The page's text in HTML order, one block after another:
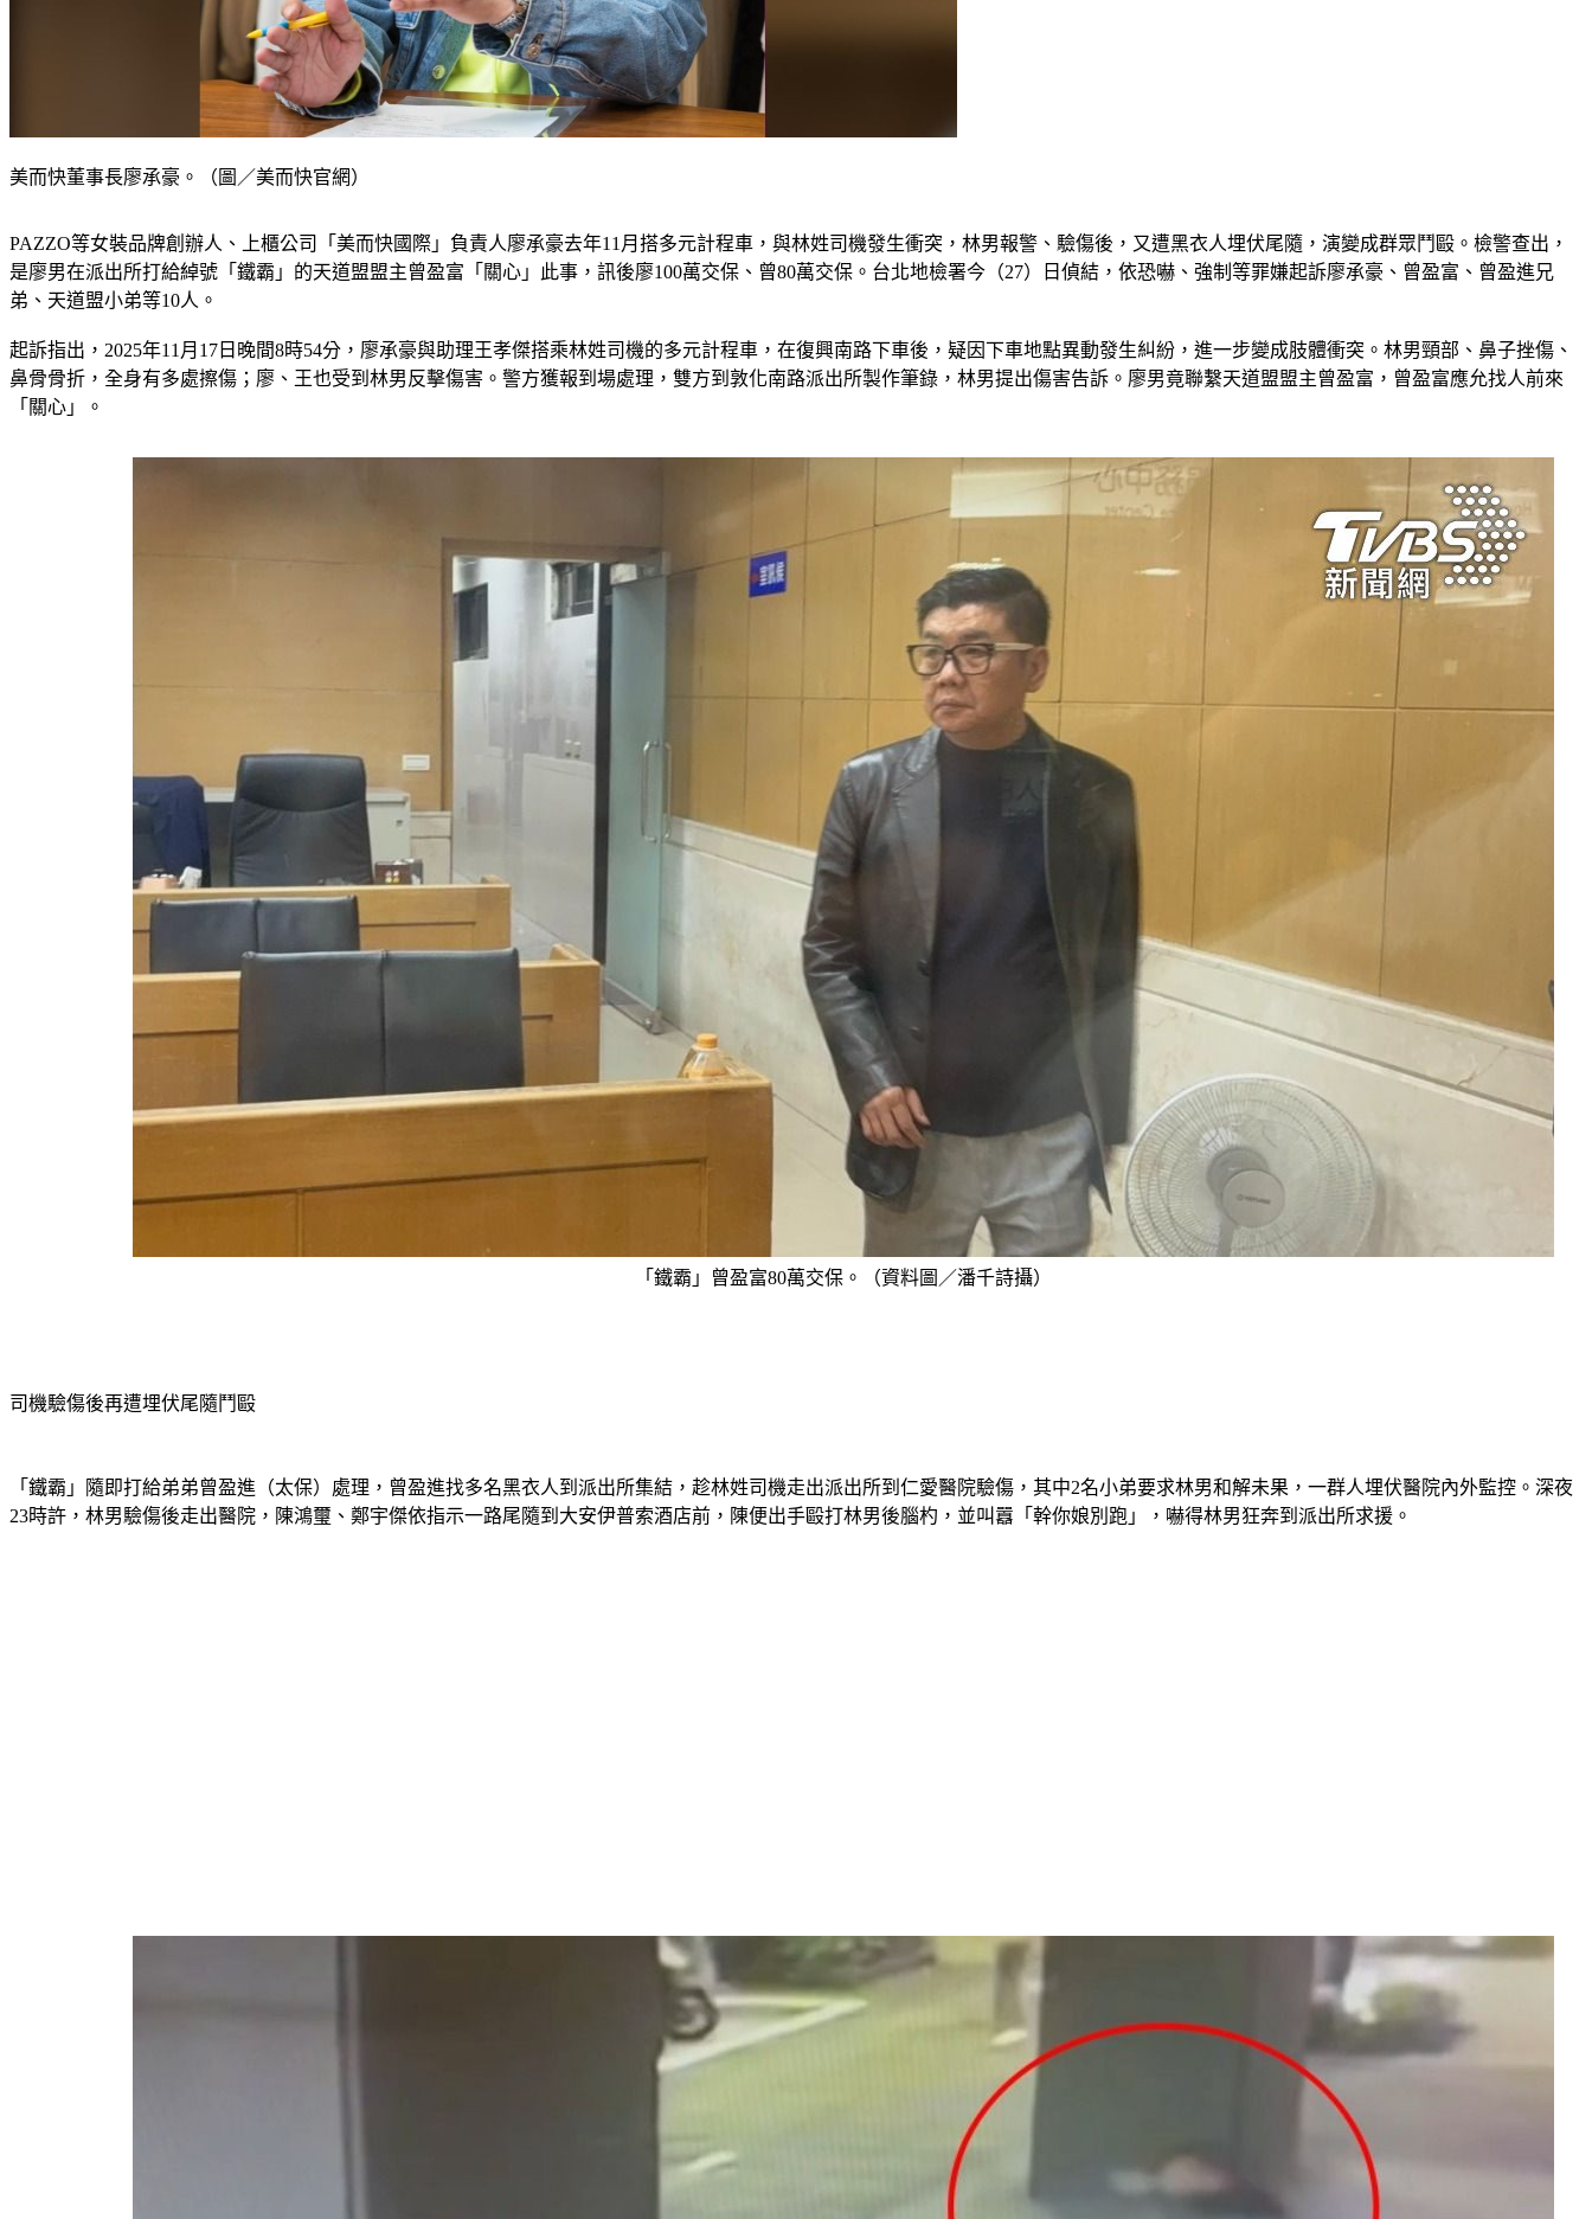
美而快董事長廖承豪。（圖／美而快官網）
PAZZO等女裝品牌創辦人、上櫃公司「美而快國際」負責人廖承豪去年11月搭多元計程車，與林姓司機發生衝突，林男報警、驗傷後，又遭黑衣人埋伏尾隨，演變成群眾鬥毆。檢警查出，
是廖男在派出所打給綽號「鐵霸」的天道盟盟主曾盈富「關心」此事，訊後廖100萬交保、曾80萬交保。台北地檢署今（27）日偵結，依恐嚇、強制等罪嫌起訴廖承豪、曾盈富、曾盈進兄
弟、天道盟小弟等10人。
起訴指出，2025年11月17日晚間8時54分，廖承豪與助理王孝傑搭乘林姓司機的多元計程車，在復興南路下車後，疑因下車地點異動發生糾紛，進一步變成肢體衝突。林男頸部、鼻子挫傷、
鼻骨骨折，全身有多處擦傷；廖、王也受到林男反擊傷害。警方獲報到場處理，雙方到敦化南路派出所製作筆錄，林男提出傷害告訴。廖男竟聯繫天道盟盟主曾盈富，曾盈富應允找人前來
「關心」。
「鐵霸」曾盈富80萬交保。（資料圖／潘千詩攝）
司機驗傷後再遭埋伏尾隨鬥毆
「鐵霸」隨即打給弟弟曾盈進（太保）處理，曾盈進找多名黑衣人到派出所集結，趁林姓司機走出派出所到仁愛醫院驗傷，其中2名小弟要求林男和解未果，一群人埋伏醫院內外監控。深夜
23時許，林男驗傷後走出醫院，陳鴻璽、鄭宇傑依指示一路尾隨到大安伊普索酒店前，陳便出手毆打林男後腦杓，並叫囂「幹你娘別跑」，嚇得林男狂奔到派出所求援。